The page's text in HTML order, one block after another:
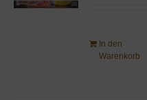
In den
Warenkorb